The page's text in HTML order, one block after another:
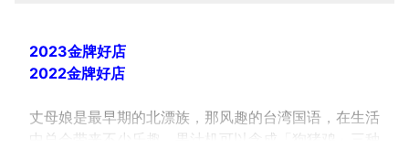
2023金牌好店
2022金牌好店
丈母娘是最早期的北漂族，那风趣的台湾国语，在生活
中总会带来不少乐趣，果汁机可以念成「狗猪鸡」三种